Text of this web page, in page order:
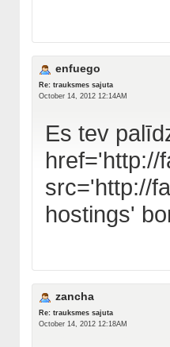
enfuego
Re: trauksmes sajuta
October 14, 2012 12:14AM
Es tev
href='http://
src='http://
hostings'
zancha
Re: trauksmes sajuta
October 14, 2012 12:18AM